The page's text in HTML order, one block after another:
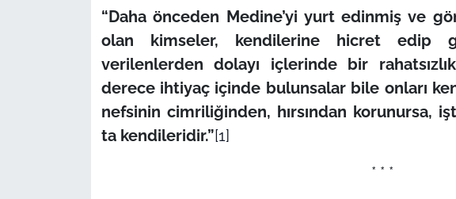
“Daha önceden Medine’yi yurt edinmiş ve
olan kimseler, kendilerine hicret edip
verilenlerden dolayı içlerinde bir
derece ihtiyaç içinde bulunsalar bile onları
nefsinin cimriliğinden, hırsından korunursa,
ta kendileridir.”[1]
* * *